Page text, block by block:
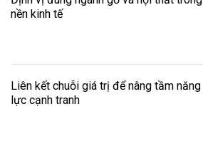
nền kinh tế
Liên kết chuỗi giá trị để nâng tầm năng
lực cạnh tranh